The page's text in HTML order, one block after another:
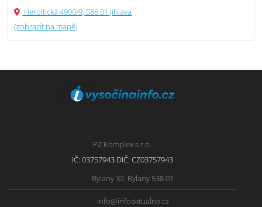
Heroltická 4900/9, 586 01 Jihlava
(zobrazit na mapě)
PZ Komplex s.r.o.
IČ: 03757943 DIČ: CZ03757943
Bylany 32, Bylany 538 01
info@infoaktualne.cz